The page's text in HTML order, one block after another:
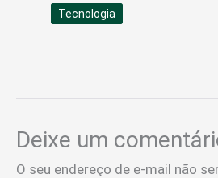
Tecnologia
Deixe um
O seu endereço de e-mail não